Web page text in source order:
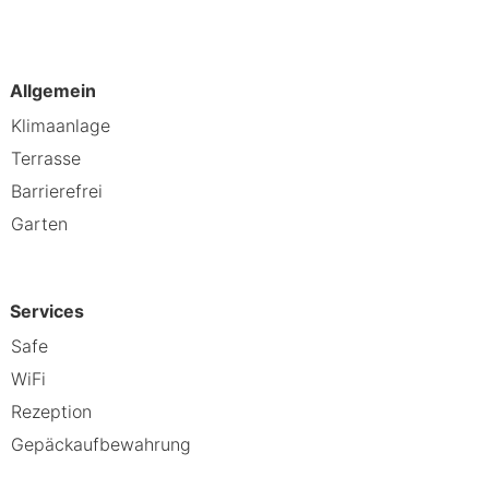
in der Natur. Mit seinem
Buche jetzt und entdecke,
Allgemein
Klimaanlage
Terrasse
Barrierefrei
Garten
Services
Safe
WiFi
Rezeption
Gepäckaufbewahrung